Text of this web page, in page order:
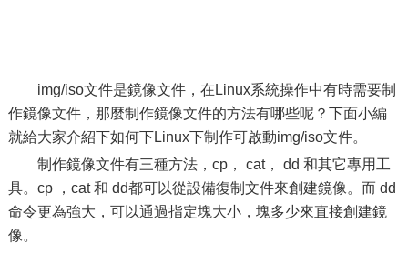
img/iso文件是鏡像文件，在Linux系統操作中有時需要制
作鏡像文件，那麼制作鏡像文件的方法有哪些呢？下面小編
就給大家介紹下如何下Linux下制作可啟動img/iso文件。
制作鏡像文件有三種方法，cp， cat， dd 和其它專用工
具。cp ，cat 和 dd都可以從設備復制文件來創建鏡像。而 dd
命令更為強大，可以通過指定塊大小，塊多少來直接創建鏡
像。